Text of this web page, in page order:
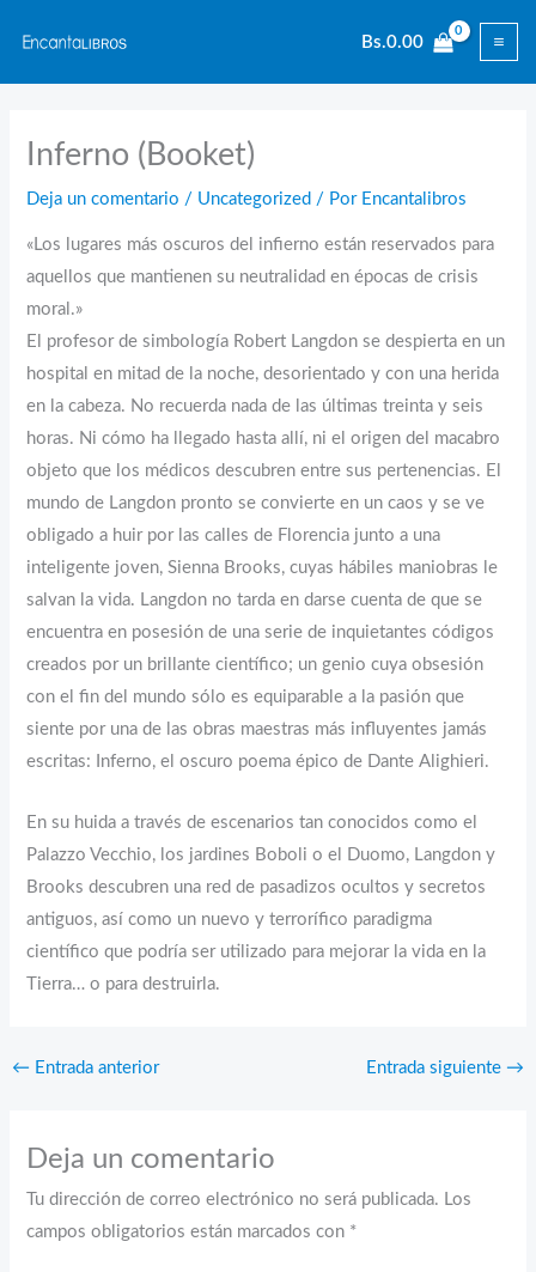
contenido
Bs.0.00
Inferno (Booket)
Deja un comentario / Uncategorized / Por Encantalibros
«Los lugares más oscuros del infierno están reservados para
aquellos que mantienen su neutralidad en épocas de crisis
moral.»
El profesor de simbología Robert Langdon se despierta en un
hospital en mitad de la noche, desorientado y con una herida
en la cabeza. No recuerda nada de las últimas treinta y seis
horas. Ni cómo ha llegado hasta allí, ni el origen del macabro
objeto que los médicos descubren entre sus pertenencias. El
mundo de Langdon pronto se convierte en un caos y se ve
obligado a huir por las calles de Florencia junto a una
inteligente joven, Sienna Brooks, cuyas hábiles maniobras le
salvan la vida. Langdon no tarda en darse cuenta de que se
encuentra en posesión de una serie de inquietantes códigos
creados por un brillante científico; un genio cuya obsesión
con el fin del mundo sólo es equiparable a la pasión que
siente por una de las obras maestras más influyentes jamás
escritas: Inferno, el oscuro poema épico de Dante Alighieri.
En su huida a través de escenarios tan conocidos como el
Palazzo Vecchio, los jardines Boboli o el Duomo, Langdon y
Brooks descubren una red de pasadizos ocultos y secretos
antiguos, así como un nuevo y terrorífico paradigma
científico que podría ser utilizado para mejorar la vida en la
Tierra… o para destruirla.
← Entrada anterior Entrada siguiente →
Deja un comentario
Tu dirección de correo electrónico no será publicada. Los
campos obligatorios están marcados con *